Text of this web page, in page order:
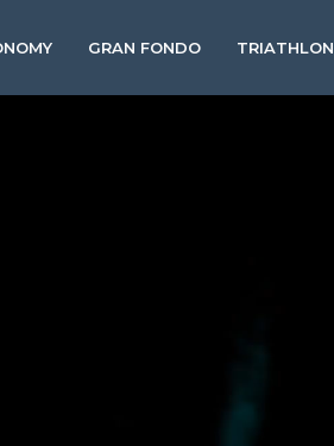
GRAN FONDO TRIATHLON